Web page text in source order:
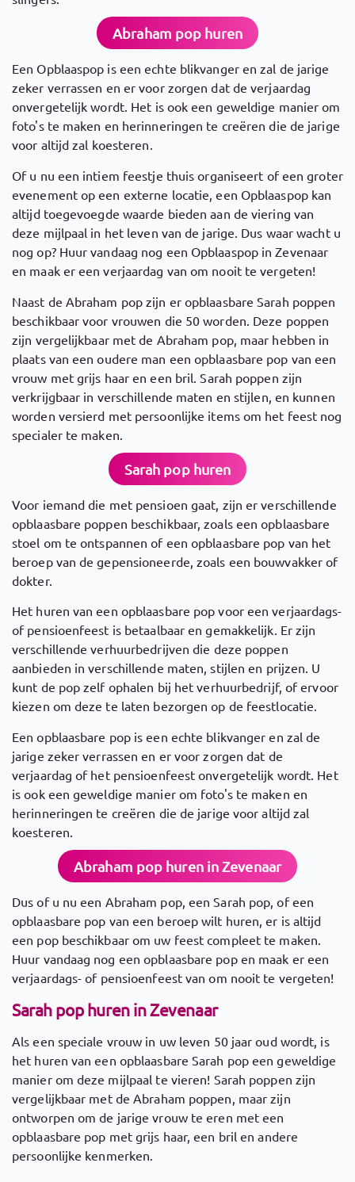
Abraham pop huren
Een Opblaaspop is een echte blikvanger en zal de jarige
zeker verrassen en er voor zorgen dat de verjaardag
onvergetelijk wordt. Het is ook een geweldige manier om
foto's te maken en herinneringen te creëren die de jarige
voor altijd zal koesteren.
Of u nu een intiem feestje thuis organiseert of een groter
evenement op een externe locatie, een Opblaaspop kan
altijd toegevoegde waarde bieden aan de viering van
deze mijlpaal in het leven van de jarige. Dus waar wacht u
nog op? Huur vandaag nog een Opblaaspop in Zevenaar
en maak er een verjaardag van om nooit te vergeten!
Naast de Abraham pop zijn er opblaasbare Sarah poppen
beschikbaar voor vrouwen die 50 worden. Deze poppen
zijn vergelijkbaar met de Abraham pop, maar hebben in
plaats van een oudere man een opblaasbare pop van een
vrouw met grijs haar en een bril. Sarah poppen zijn
verkrijgbaar in verschillende maten en stijlen, en kunnen
worden versierd met persoonlijke items om het feest nog
specialer te maken.
Sarah pop huren
Voor iemand die met pensioen gaat, zijn er verschillende
opblaasbare poppen beschikbaar, zoals een opblaasbare
stoel om te ontspannen of een opblaasbare pop van het
beroep van de gepensioneerde, zoals een bouwvakker of
dokter.
Het huren van een opblaasbare pop voor een verjaardags-
of pensioenfeest is betaalbaar en gemakkelijk. Er zijn
verschillende verhuurbedrijven die deze poppen
aanbieden in verschillende maten, stijlen en prijzen. U
kunt de pop zelf ophalen bij het verhuurbedrijf, of ervoor
kiezen om deze te laten bezorgen op de feestlocatie.
Een opblaasbare pop is een echte blikvanger en zal de
jarige zeker verrassen en er voor zorgen dat de
verjaardag of het pensioenfeest onvergetelijk wordt. Het
is ook een geweldige manier om foto's te maken en
herinneringen te creëren die de jarige voor altijd zal
koesteren.
Abraham pop huren in Zevenaar
Dus of u nu een Abraham pop, een Sarah pop, of een
opblaasbare pop van een beroep wilt huren, er is altijd
een pop beschikbaar om uw feest compleet te maken.
Huur vandaag nog een opblaasbare pop en maak er een
verjaardags- of pensioenfeest van om nooit te vergeten!
Sarah pop huren in Zevenaar
Als een speciale vrouw in uw leven 50 jaar oud wordt, is
het huren van een opblaasbare Sarah pop een geweldige
manier om deze mijlpaal te vieren! Sarah poppen zijn
vergelijkbaar met de Abraham poppen, maar zijn
ontworpen om de jarige vrouw te eren met een
opblaasbare pop met grijs haar, een bril en andere
persoonlijke kenmerken.